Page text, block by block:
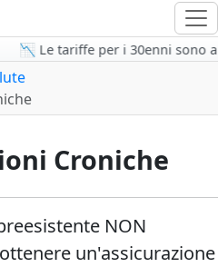
📉 Le tariffe per i 30enni sono
Croniche
NON
un'assicurazione